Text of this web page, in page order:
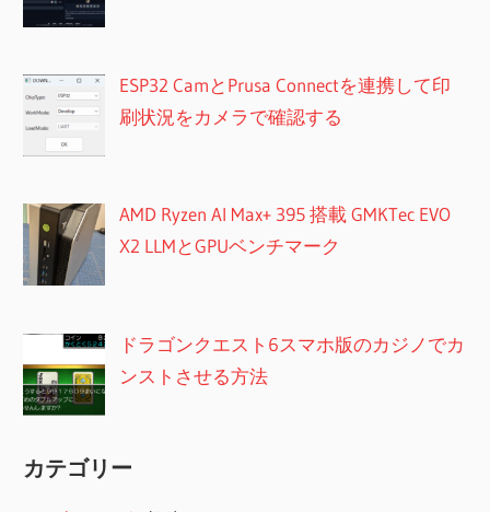
ESP32 CamとPrusa Connectを連携して印
刷状況をカメラで確認する
AMD Ryzen AI Max+ 395 搭載 GMKTec EVO
X2 LLMとGPUベンチマーク
ドラゴンクエスト6スマホ版のカジノでカ
ンストさせる方法
カテゴリー